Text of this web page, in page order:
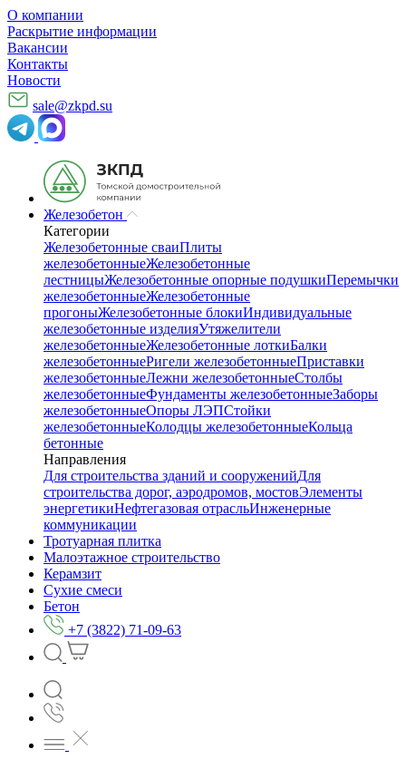
О компании
Раскрытие информации
Вакансии
Контакты
Новости
sale@zkpd.su
Железобетон
Категории
Железобетонные сваиПлиты
железобетонныеЖелезобетонные
лестницыЖелезобетонные опорные подушкиПеремычки
железобетонныеЖелезобетонные
прогоныЖелезобетонные блокиИндивидуальные
железобетонные изделияУтяжелители
железобетонныеЖелезобетонные лоткиБалки
железобетонныеРигели железобетонныеПриставки
железобетонныеЛежни железобетонныеСтолбы
железобетонныеФундаменты железобетонныеЗаборы
железобетонныеОпоры ЛЭПСтойки
железобетонныеКолодцы железобетонныеКольца
бетонные
Направления
Для строительства зданий и сооруженийДля
строительства дорог, аэродромов, мостовЭлементы
энергетикиНефтегазовая отрасльИнженерные
коммуникации
Тротуарная плитка
Малоэтажное строительство
Керамзит
Сухие смеси
Бетон
+7 (3822) 71-09-63